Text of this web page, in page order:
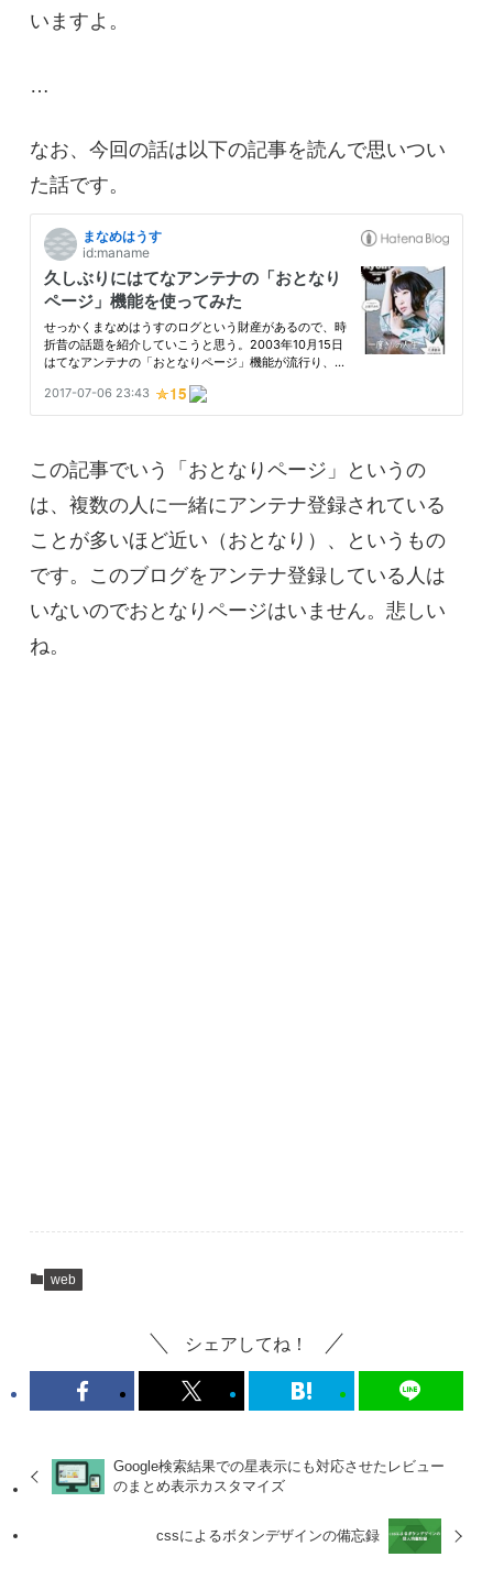
いますよ。
…
なお、今回の話は以下の記事を読んで思いつい
た話です。
この記事でいう「おとなりページ」というの
は、複数の人に一緒にアンテナ登録されている
ことが多いほど近い（おとなり）、というもの
です。このブログをアンテナ登録している人は
いないのでおとなりページはいません。悲しい
ね。
web
シェアしてね！
Google検索結果での星表示にも対応させたレビュー
のまとめ表示カスタマイズ
cssによるボタンデザインの備忘録